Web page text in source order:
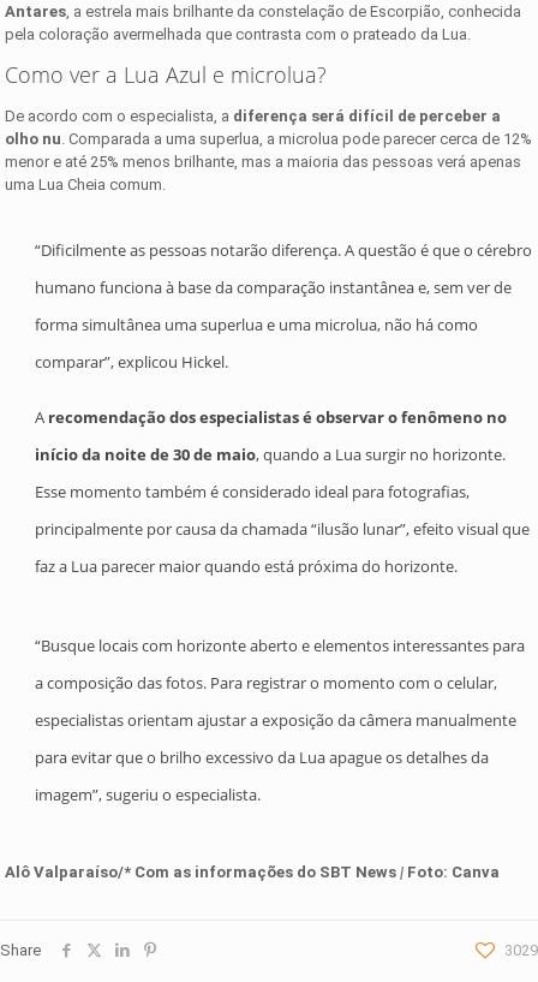
Antares , a estrela mais brilhante da constelação de Escorpião, conhecida
pela coloração avermelhada que contrasta com o prateado da Lua.
Como ver a Lua Azul e microlua?
De acordo com o especialista, a diferença será difícil de perceber a
olho nu . Comparada a uma superlua, a microlua pode parecer cerca de 12%
menor e até 25% menos brilhante, mas a maioria das pessoas verá apenas
uma Lua Cheia comum.
“Dificilmente as pessoas notarão diferença. A questão é que o cérebro
humano funciona à base da comparação instantânea e, sem ver de
forma simultânea uma superlua e uma microlua, não há como
comparar”, explicou Hickel.
A recomendação dos especialistas é observar o fenômeno no
início da noite de 30 de maio, quando a Lua surgir no horizonte.
Esse momento também é considerado ideal para fotografias,
principalmente por causa da chamada “ilusão lunar”, efeito visual que
faz a Lua parecer maior quando está próxima do horizonte.
“Busque locais com horizonte aberto e elementos interessantes para
a composição das fotos. Para registrar o momento com o celular,
especialistas orientam ajustar a exposição da câmera manualmente
para evitar que o brilho excessivo da Lua apague os detalhes da
imagem”, sugeriu o especialista.
Alô Valparaíso/* Com as informações do SBT News| Foto: Canva
Share 3029